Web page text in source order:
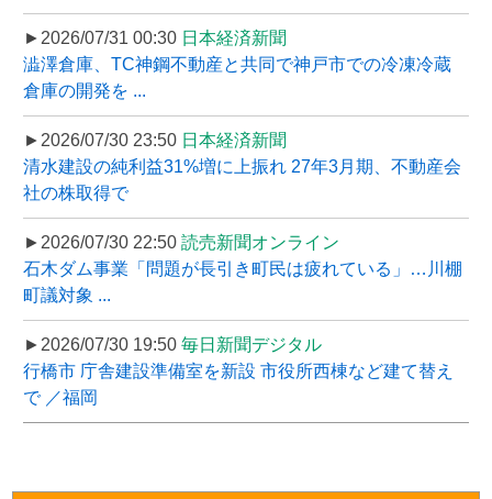
►2026/07/31 00:30 日本経済新聞
澁澤倉庫、TC神鋼不動産と共同で神戸市での冷凍冷蔵
倉庫の開発を ...
►2026/07/30 23:50 日本経済新聞
清水建設の純利益31%増に上振れ 27年3月期、不動産会
社の株取得で
►2026/07/30 22:50 読売新聞オンライン
石木ダム事業「問題が長引き町民は疲れている」…川棚
町議対象 ...
►2026/07/30 19:50 毎日新聞デジタル
行橋市 庁舎建設準備室を新設 市役所西棟など建て替え
で ／福岡